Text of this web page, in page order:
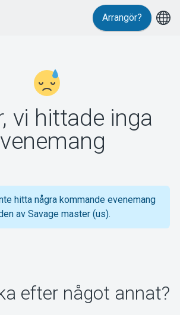
Support
Tickster
Arrangör?
vi hittade inga
hitta några kommande evenemang
av Savage master (us).
efter något annat?